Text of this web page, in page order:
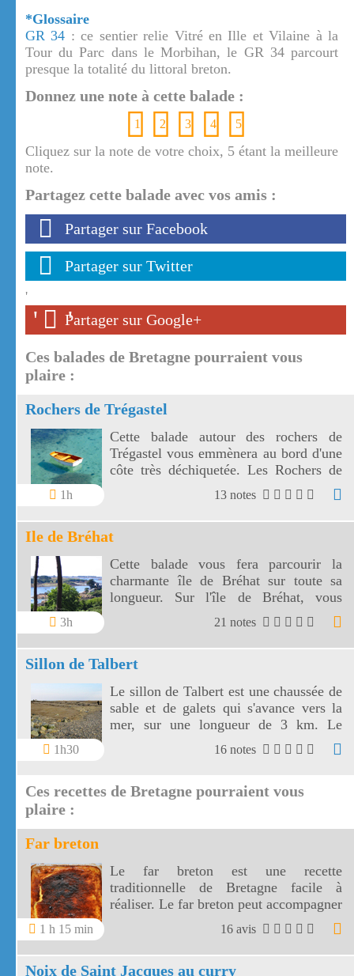
*Glossaire
GR 34 : ce sentier relie Vitré en Ille et Vilaine à la
Tour du Parc dans le Morbihan, le GR 34 parcourt
presque la totalité du littoral breton.
Donnez une note à cette balade :
1 2 3 4 5
Cliquez sur la note de votre choix, 5 étant la meilleure
note.
Partagez cette balade avec vos amis :
Partager sur Facebook
Partager sur Twitter
'
' '
Partager sur Google+
Ces balades de Bretagne pourraient vous
plaire :
Rochers de Trégastel
1h
Cette balade autour des rochers de
Trégastel vous emmènera au bord d'une
côte très déchiquetée. Les Rochers de
Trégastel sont spectaculaires et leurs
formes sont évocatrices.
13 notes
Ile de Bréhat
3h
Cette balade vous fera parcourir la
charmante île de Bréhat sur toute sa
longueur. Sur l'île de Bréhat, vous
découvrirez une végétation surprenante
avec des palmiers et des plantes
méditerranéennes.
21 notes
Sillon de Talbert
1h30
Le sillon de Talbert est une chaussée de
sable et de galets qui s'avance vers la
mer, sur une longueur de 3 km. Le
sillon de Talbert est un site unique en
16 notes
Ces recettes de Bretagne pourraient vous
plaire :
Far breton
1 h 15 min
Le far breton est une recette
traditionnelle de Bretagne facile à
réaliser. Le far breton peut accompagner
16 avis
Noix de Saint Jacques au curry